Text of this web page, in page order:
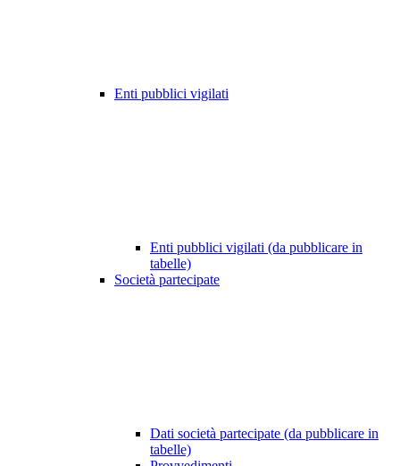
Enti pubblici vigilati
Enti pubblici vigilati (da pubblicare in
tabelle)
Società partecipate
Dati società partecipate (da pubblicare in
tabelle)